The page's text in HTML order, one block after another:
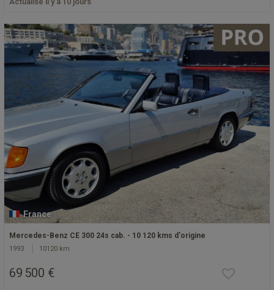
France
Mercedes-Benz CE 300 24s cab. - 10 120 kms d'origine
1993 10120 km
69 500 €